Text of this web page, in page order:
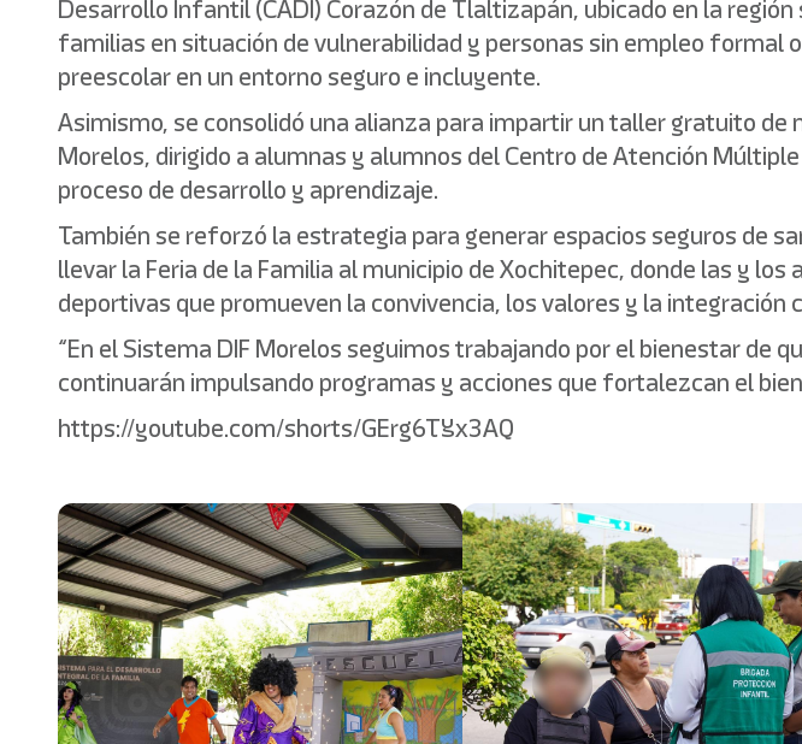
Desarrollo Infantil (CADI) Corazón de Tlaltizapán, ubicado en la
familias en situación de vulnerabilidad y personas sin empleo formal
preescolar en un entorno seguro e incluyente.
Asimismo, se consolidó una alianza para impartir un taller gratuito de
Morelos, dirigido a alumnas y alumnos del Centro de Atención
proceso de desarrollo y aprendizaje.
También se reforzó la estrategia para generar espacios seguros de
llevar la Feria de la Familia al municipio de Xochitepec, donde las y
deportivas que promueven la convivencia, los valores y la integración
“En el Sistema DIF Morelos seguimos trabajando por el bienestar de
continuarán impulsando programas y acciones que fortalezcan el
https://youtube.com/shorts/GErg6TYx3AQ